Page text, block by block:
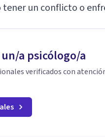
tener un conflicto o
a psicólogo/a
verificados con